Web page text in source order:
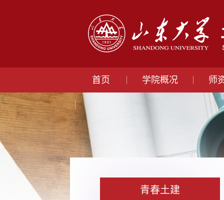
首页 学院概况 师
青春土建